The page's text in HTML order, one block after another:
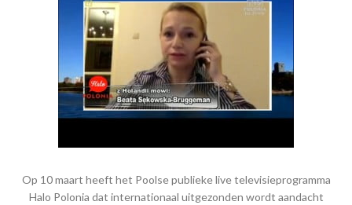
Op 10 maart heeft het Poolse publieke live televisieprogramma
Halo Polonia dat internationaal uitgezonden wordt aandacht